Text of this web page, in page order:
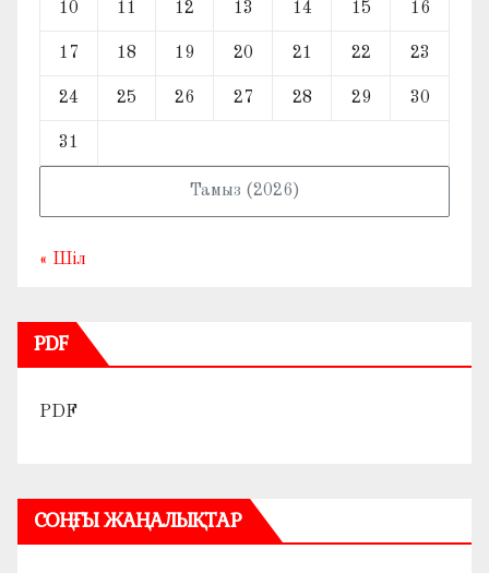
Тамыз (2026)
10 11 12 13 14 15 16
17 18 19 20 21 22 23
24 25 26 27 28 29 30
31
« Шіл
PDF
PDF
СОҢҒЫ ЖАҢАЛЫҚТАР